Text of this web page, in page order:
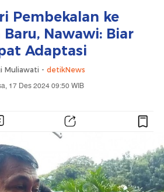
Pembekalan ke
Nawawi: Biar
Adaptasi
Muliawati - detikNews
17 Des 2024 09:50 WIB